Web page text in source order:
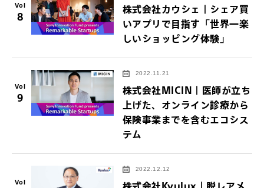
Vol
8
株式会社カウシェ｜シェア買
いアプリで目指す「世界一楽
しいショッピング体験」
Vol
9
2022.11.21
株式会社MICIN｜医師が立ち
上げた、オンライン診療から
保険事業までを含むエコシス
テム
Vol
2022.12.12